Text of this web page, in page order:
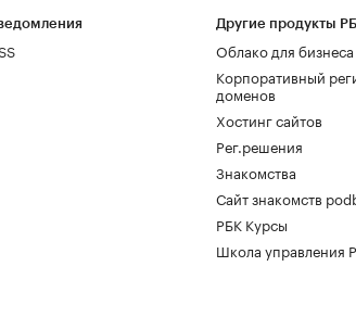
Другие продукты
Облако для бизнеса
Корпоративный
доменов
Хостинг сайтов
Рег.решения
Знакомства
Сайт знакомств
РБК Курсы
Школа управления